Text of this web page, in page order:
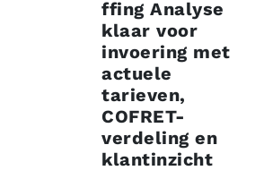
ffing Analyse
klaar voor
invoering met
actuele
tarieven,
COFRET-
verdeling en
klantinzicht